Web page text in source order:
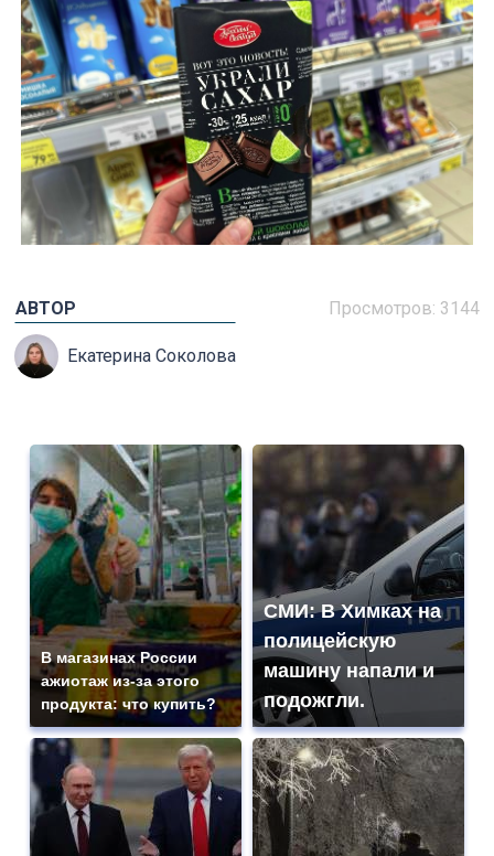
Просмотров: 3144
АВТОР
Екатерина Соколова
В магазинах России
ажиотаж из-за этого
продукта: что купить?
СМИ: В Химках на
полицейскую
машину напали и
подожгли.